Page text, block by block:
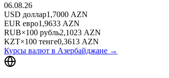
06.08.26
USD доллар1,7000 AZN
EUR евро1,9633 AZN
RUB×100 рубль2,1023 AZN
KZT×100 тенге0,3613 AZN
Курсы валют в Азербайджане →